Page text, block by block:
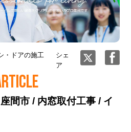
・ドアの施工
シェ
ア
間市 / 内窓取付工事 / イ